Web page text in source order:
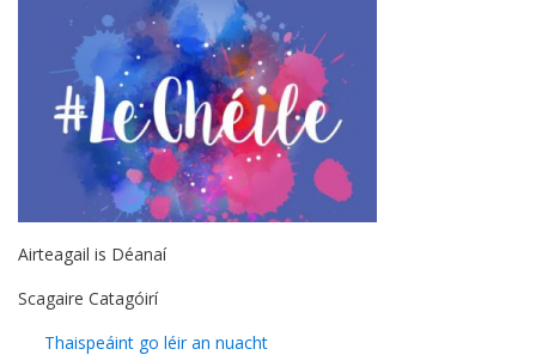
Airteagail is Déanaí
Scagaire Catagóirí
Thaispeáint go léir an nuacht